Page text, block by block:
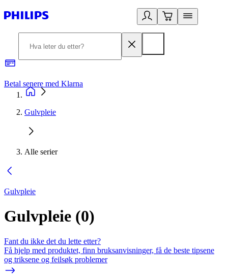
Betal senere med Klarna
Gulvpleie
Alle serier
Gulvpleie
Gulvpleie (0)
Fant du ikke det du lette etter?
Få hjelp med produktet, finn bruksanvisninger, få de beste tipsene
og triksene og feilsøk problemer